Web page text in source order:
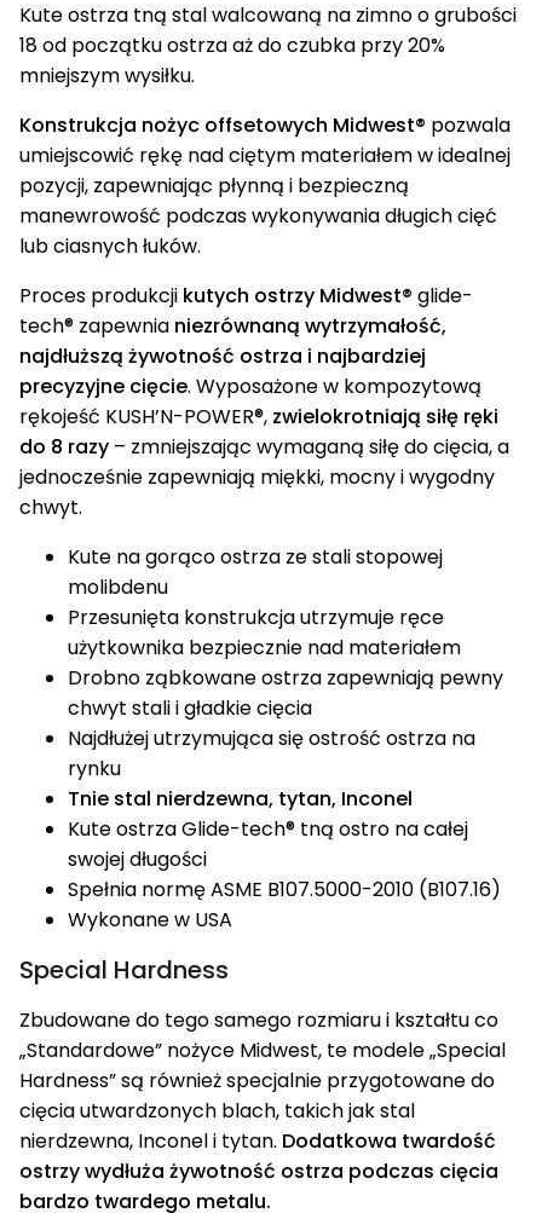
Kute ostrza tną stal walcowaną na zimno o grubości
18 od początku ostrza aż do czubka przy 20%
mniejszym wysiłku.
Konstrukcja nożyc offsetowych Midwest® pozwala
umiejscowić rękę nad ciętym materiałem w idealnej
pozycji, zapewniając płynną i bezpieczną
manewrowość podczas wykonywania długich cięć
lub ciasnych łuków.
Proces produkcji kutych ostrzy Midwest® glide-
tech® zapewnia niezrównaną wytrzymałość,
najdłuższą żywotność ostrza i najbardziej
precyzyjne cięcie. Wyposażone w kompozytową
rękojeść KUSH’N-POWER®, zwielokrotniają siłę ręki
do 8 razy – zmniejszając wymaganą siłę do ​​cięcia, a
jednocześnie zapewniają miękki, mocny i wygodny
chwyt.
Kute na gorąco ostrza ze stali stopowej
molibdenu
Przesunięta konstrukcja utrzymuje ręce
użytkownika bezpiecznie nad materiałem
Drobno ząbkowane ostrza zapewniają pewny
chwyt stali i gładkie cięcia
Najdłużej utrzymująca się ostrość ostrza na
rynku
Tnie stal nierdzewna, tytan, Inconel
Kute ostrza Glide-tech® tną ostro na całej
swojej długości
Spełnia normę ASME B107.5000-2010 (B107.16)
Wykonane w USA
Special Hardness
Zbudowane do tego samego rozmiaru i kształtu co
„Standardowe” nożyce Midwest, te modele „Special
Hardness” są również specjalnie przygotowane do
cięcia utwardzonych blach, takich jak stal
nierdzewna, Inconel i tytan. Dodatkowa twardość
ostrzy wydłuża żywotność ostrza podczas cięcia
bardzo twardego metalu.